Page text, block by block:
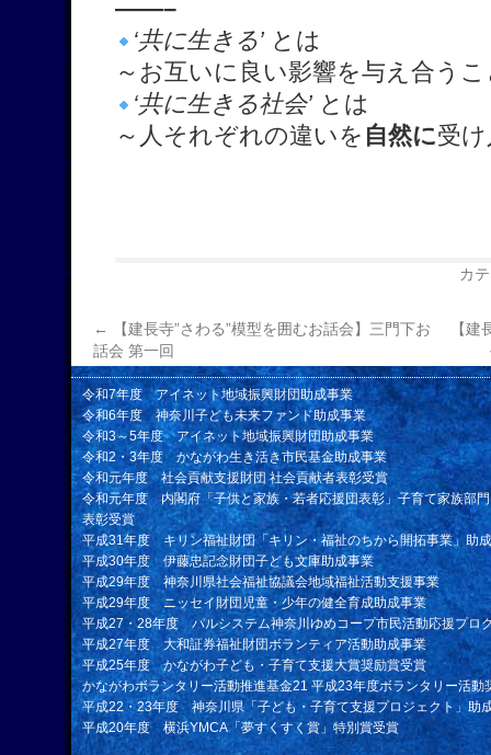
——–
‘共に生きる’とは
～お互いに良い影響を与え合う
‘共に生きる社会’ とは
～人それぞれの違いを 自然に受
カ
←
【建長寺”さわる”模型を囲むお話会】三門下お
話会 第一回
【
令和7年度 アイネット地域振興財団助成事業
令和6年度 神奈川子ども未来ファンド助成事業
令和3～5年度 アイネット地域振興財団助成事業
令和2・3年度 かながわ生き活き市民基金助成事業
令和元年度 社会貢献支援財団 社会貢献者表彰受賞
令和元年度 内閣府「子供と家族・若者応援団表彰」子育て家族部
表彰受賞
平成31年度 キリン福祉財団「キリン・福祉のちから開拓事業」助
平成30年度 伊藤忠記念財団子ども文庫助成事業
平成29年度 神奈川県社会福祉協議会地域福祉活動支援事業
平成29年度 ニッセイ財団児童・少年の健全育成助成事業
平成27・28年度 パルシステム神奈川ゆめコープ市民活動応援プロ
平成27年度 大和証券福祉財団ボランティア活動助成事業
平成25年度 かながわ子ども・子育て支援大賞奨励賞受賞
かながわボランタリー活動推進基金21 平成23年度ボランタリー活動
平成22・23年度 神奈川県「子ども・子育て支援プロジェクト」助
平成20年度 横浜YMCA「夢すくすく賞」特別賞受賞